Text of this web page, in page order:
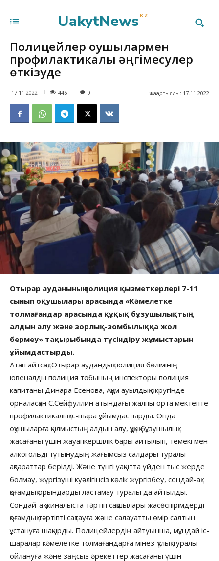
UakytNews KZ
Полицейлер оқушылармен
профилактикалық әңгімесулер
өткізуде
17.11.2022 445 жаңартылды: 17.11.2022
0
Отырар ауданының полиция қызметкерлері 7-11
сынып оқушылары арасында «Кәмелетке
толмағандар арасында құқық бұзушылықтың
алдын алу және зорлық-зомбылыққа жол
бермеу» тақырыбында түсіндіру жұмыстарын
ұйымдастырды.
Атап айтсақ, Отырар аудандық полиция бөлімінің
ювеналды полиция тобының инспекторы полиция
капитаны Динара Есенова, Аққұм ауылдық округінде
орналасқан С.Сейфуллин атындағы жалпы орта мектепте
профилактикалық іс-шара ұйымдастырды. Онда
оқушыларға қылмыстың алдын алу, құқық бұзушылық
жасағаны үшін жауапкершілік бары айтылып, темекі мен
алкогольді тұтынудың жағымсыз салдары туралы
ақпараттар берілді. Және түнгі уақытта үйден тыс жерде
болмау, жүргізуші куәлігінсіз көлік жүргізбеу, сондай-ақ
қоғамдық орындарды ластамау туралы да айтылды.
Сондай-ақ жиналыста тәртіп сақшылары жасөспірімдерді
қоғамдық тәртіпті сақтауға және салауатты өмір салтын
ұстануға шақырды. Полицейлердің айтуынша, мұндай іс-
шаралар кәмелетке толмағандарға мінез-құлық туралы
ойлануға және заңсыз әрекеттер жасағаны үшін